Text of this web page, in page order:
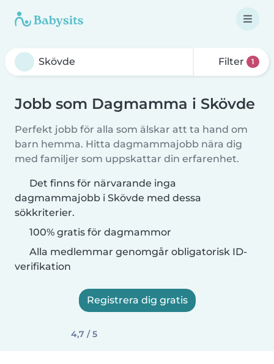
Filter 1
Jobb som Dagmamma i Skövde
Perfekt jobb för alla som älskar att ta hand om
barn hemma. Hitta dagmammajobb nära dig
med familjer som uppskattar din erfarenhet.
Det finns för närvarande inga
dagmammajobb i Skövde med dessa
sökkriterier.
100% gratis för dagmammor
Alla medlemmar genomgår obligatorisk ID-
verifikation
Registrera dig gratis
4,7 / 5